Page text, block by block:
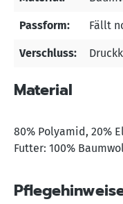
Passform: Fällt
Verschluss:
Material
80% Polyamid, 20%
Futter: 100%